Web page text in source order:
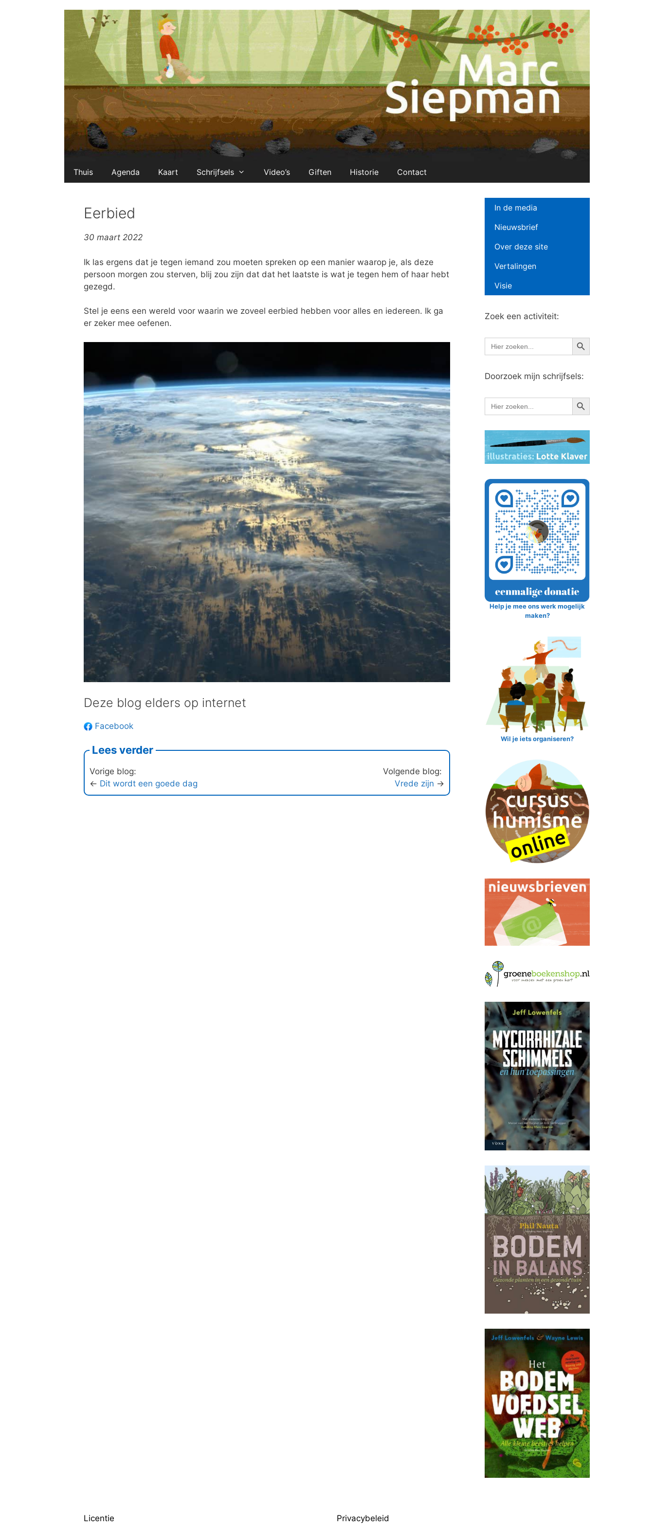
Thuis Agenda Kaart Schrijfsels Video’s Giften Historie Contact
Eerbied
30 maart 2022
Ik las ergens dat je tegen iemand zou moeten spreken op een manier waarop je, als deze
persoon morgen zou sterven, blij zou zijn dat dat het laatste is wat je tegen hem of haar hebt
gezegd.
Stel je eens een wereld voor waarin we zoveel eerbied hebben voor alles en iedereen. Ik ga
er zeker mee oefenen.
Deze blog elders op internet
Facebook
Lees verder
Vorige blog:
← Dit wordt een goede dag
Volgende blog:
Vrede zijn →
In de media
Nieuwsbrief
Over deze site
Vertalingen
Visie
Zoek een activiteit:
Zoek
naar:
Zoekknop
Doorzoek mijn schrijfsels:
Zoek
naar:
Zoekknop
Help je mee ons werk mogelijk
maken?
Wil je iets organiseren?
Licentie Privacybeleid